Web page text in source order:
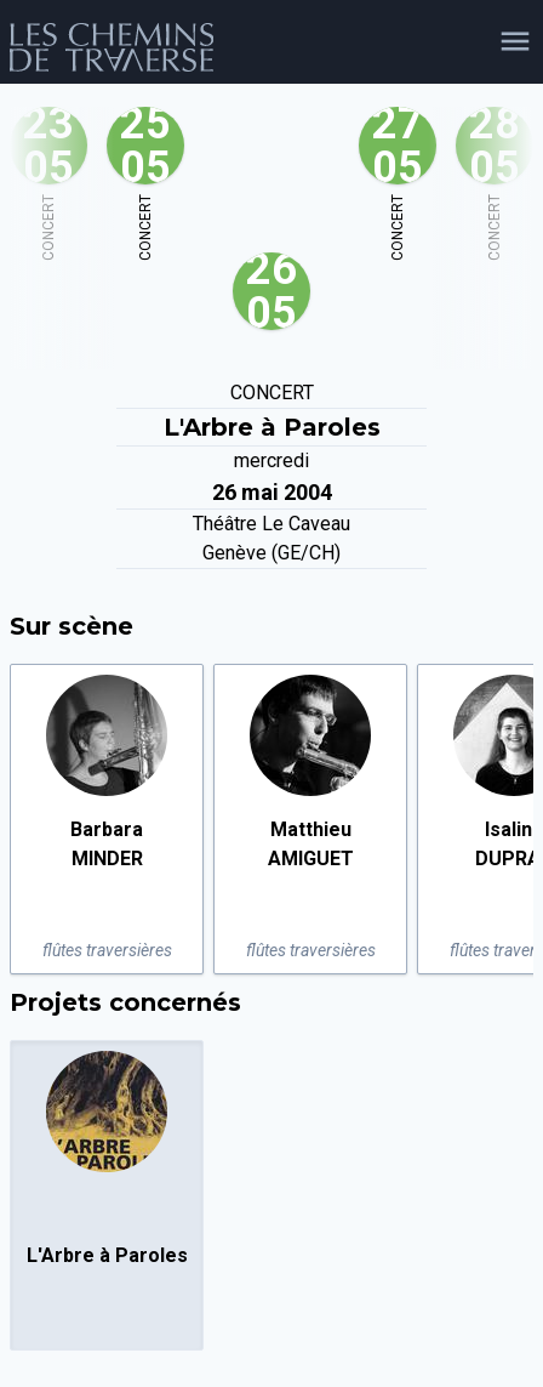
agenda personnes shop
facebook
23
05
CONCERT
25
05
CONCERT
26
05
27
05
CONCERT
28
05
CONCERT
CONCERT
L'Arbre à Paroles
mercredi
26 mai 2004
Théâtre Le Caveau
Genève (GE/CH)
Sur scène
Barbara
MINDER
flûtes traversières
Matthieu
AMIGUET
flûtes traversières
Isaline
flûtes
Projets concernés
L'Arbre à Paroles